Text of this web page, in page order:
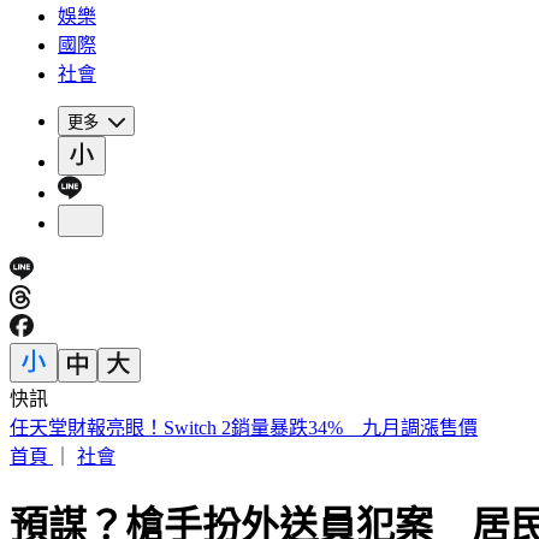
娛樂
國際
社會
更多
快訊
《夏日活動》航海王首度降臨花蓮鯉魚潭FUN暑假活動
首頁
社會
預謀？槍手扮外送員犯案 居